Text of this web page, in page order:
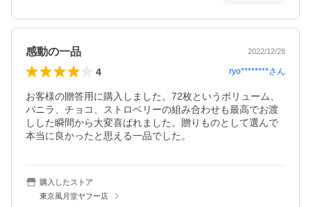
感動の一品 2022/12/28
4 ryo********さん
お客様の贈答用に購入しました。72枚というボリューム、
バニラ、チョコ、ストロベリーの組み合わせも最高でお渡
しした瞬間から大変喜ばれました。贈りものとして選んで
本当に良かったと思える一品でした。
購入したストア
東京風月堂ヤフー店